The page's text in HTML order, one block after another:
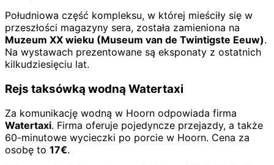
Południowa część kompleksu, w której mieściły się w
przeszłości magazyny sera, została zamieniona na
Muzeum XX wieku (Museum van de Twintigste Eeuw).
Na wystawach prezentowane są eksponaty z ostatnich
kilkudziesięciu lat.
Rejs taksówką wodną Watertaxi
Za komunikację wodną w Hoorn odpowiada firma
Watertaxi. Firma oferuje pojedyncze przejazdy, a także
60-minutowe wycieczki po porcie w Hoorn. Cena za
osobę to 17€.